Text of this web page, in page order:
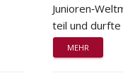
teil und
MEHR